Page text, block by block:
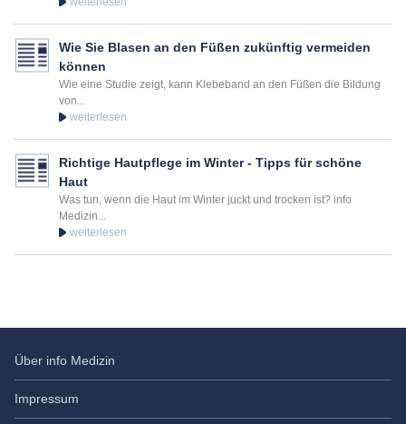
Wie Sie Blasen an den Füßen zukünftig vermeiden
können
Wie eine Studie zeigt, kann Klebeband an den Füßen die Bildung
von...
Richtige Hautpflege im Winter - Tipps für schöne
Haut
Was tun, wenn die Haut im Winter juckt und trocken ist? info
Medizin...
Über info Medizin
Impressum